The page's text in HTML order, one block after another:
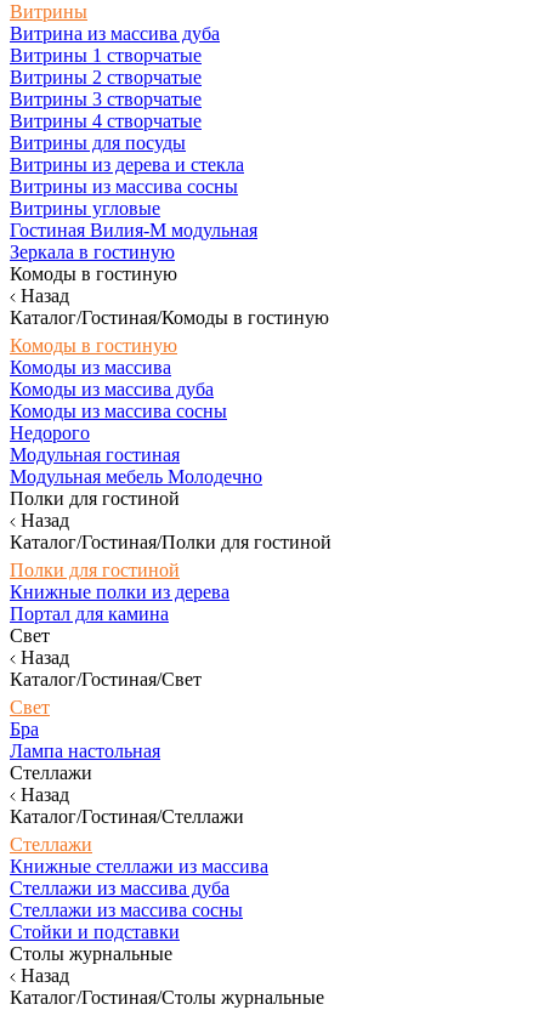
Витрины
Витрина из массива дуба
Витрины 1 створчатые
Витрины 2 створчатые
Витрины 3 створчатые
Витрины 4 створчатые
Витрины для посуды
Витрины из дерева и стекла
Витрины из массива сосны
Витрины угловые
Гостиная Вилия-М модульная
Зеркала в гостиную
Комоды в гостиную
Назад
Каталог/Гостиная/Комоды в гостиную
Комоды в гостиную
Комоды из массива
Комоды из массива дуба
Комоды из массива сосны
Недорого
Модульная гостиная
Модульная мебель Молодечно
Полки для гостиной
Назад
Каталог/Гостиная/Полки для гостиной
Полки для гостиной
Книжные полки из дерева
Портал для камина
Свет
Назад
Каталог/Гостиная/Свет
Свет
Бра
Лампа настольная
Стеллажи
Назад
Каталог/Гостиная/Стеллажи
Стеллажи
Книжные стеллажи из массива
Стеллажи из массива дуба
Стеллажи из массива сосны
Стойки и подставки
Столы журнальные
Назад
Каталог/Гостиная/Столы журнальные